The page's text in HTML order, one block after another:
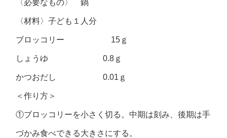
〈必要なもの〉 鍋
〈材料〉子ども１人分
ブロッコリー 15ｇ
しょうゆ 0.8ｇ
かつおだし 0.01ｇ
＜作り方＞
①ブロッコリーを小さく切る。中期は刻み、後期は手
づかみ食べできる大きさにする。